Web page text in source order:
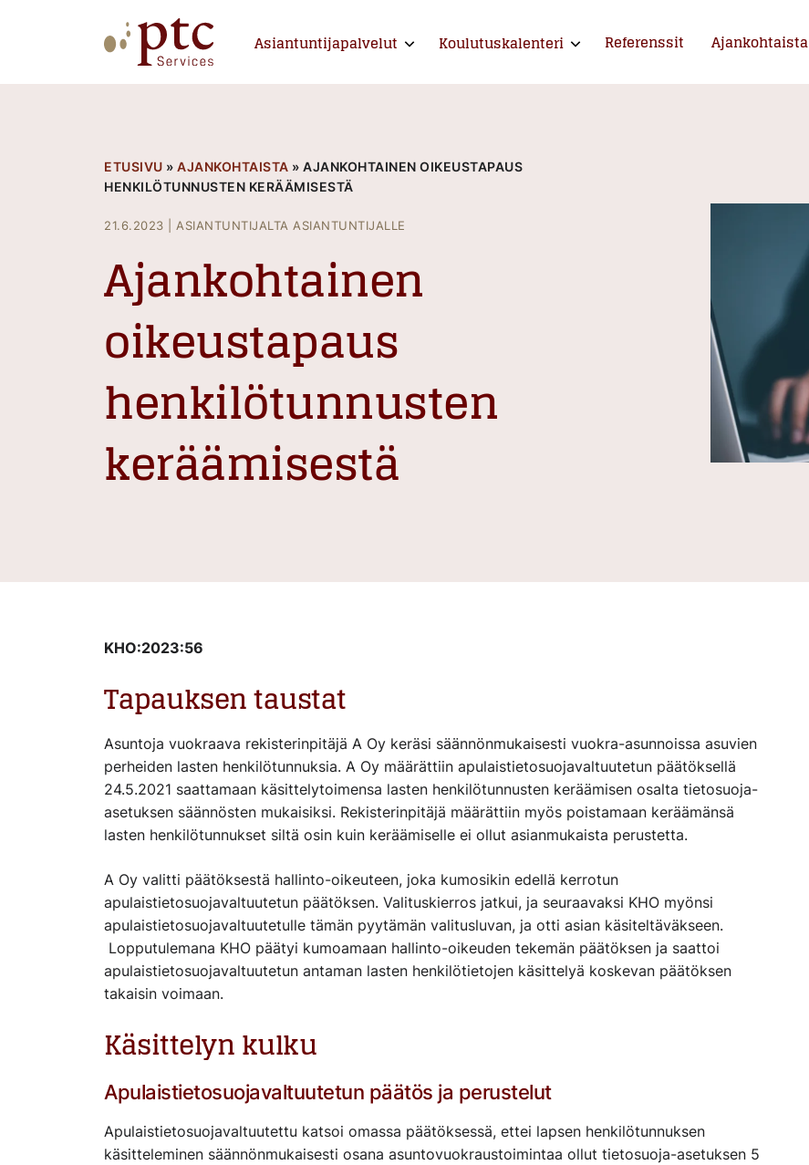
Asiantuntijapalvelut Expand child menu
Koulutuskalenteri Expand child menu
Referenssit Ajankohtaista
ETUSIVU » AJANKOHTAISTA » AJANKOHTAINEN OIKEUSTAPAUS
HENKILÖTUNNUSTEN KERÄÄMISESTÄ
21.6.2023 ASIANTUNTIJALTA ASIANTUNTIJALLE
Ajankohtainen
oikeustapaus
henkilötunnusten
keräämisestä
KHO:2023:56
Tapauksen taustat
Asuntoja vuokraava rekisterinpitäjä A Oy keräsi säännönmukaisesti vuokra-asunnoissa asuvien
perheiden lasten henkilötunnuksia. A Oy määrättiin apulaistietosuojavaltuutetun päätöksellä
24.5.2021 saattamaan käsittelytoimensa lasten henkilötunnusten keräämisen osalta tietosuoja-
asetuksen säännösten mukaisiksi. Rekisterinpitäjä määrättiin myös poistamaan keräämänsä
lasten henkilötunnukset siltä osin kuin keräämiselle ei ollut asianmukaista perustetta.
A Oy valitti päätöksestä hallinto-oikeuteen, joka kumosikin edellä kerrotun
apulaistietosuojavaltuutetun päätöksen. Valituskierros jatkui, ja seuraavaksi KHO myönsi
apulaistietosuojavaltuutetulle tämän pyytämän valitusluvan, ja otti asian käsiteltäväkseen.
Lopputulemana KHO päätyi kumoamaan hallinto-oikeuden tekemän päätöksen ja saattoi
apulaistietosuojavaltuutetun antaman lasten henkilötietojen käsittelyä koskevan päätöksen
takaisin voimaan.
Käsittelyn kulku
Apulaistietosuojavaltuutetun päätös ja perustelut
Apulaistietosuojavaltuutettu katsoi omassa päätöksessä, ettei lapsen henkilötunnuksen
käsitteleminen säännönmukaisesti osana asuntovuokraustoimintaa ollut tietosuoja-asetuksen 5